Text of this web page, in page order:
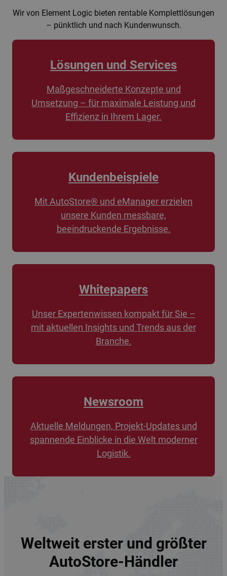
Wir von Element Logic bieten rentable Komplettlösungen
– pünktlich und nach Kundenwunsch.
Lösungen und Services
Maßgeschneiderte Konzepte und
Umsetzung – für maximale Leistung und
Effizienz in Ihrem Lager.
Kundenbeispiele
Mit AutoStore® und eManager erzielen
unsere Kunden messbare,
beeindruckende Ergebnisse.
Whitepapers
Unser Expertenwissen kompakt für Sie –
mit aktuellen Insights und Trends aus der
Branche.
Newsroom
Aktuelle Meldungen, Projekt-Updates und
spannende Einblicke in die Welt moderner
Logistik.
Weltweit erster und größter
AutoStore-Händler